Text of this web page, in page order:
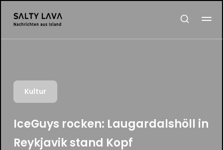
Kultur
IceGuys rocken: Laugardalshöll in
Reykjavik stand Kopf